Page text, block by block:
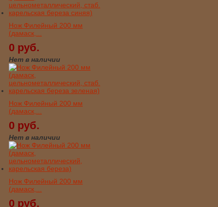
Нож Филейный 200 мм
(дамаск,...
0 руб.
Нет в наличии
Нож Филейный 200 мм
(дамаск,...
0 руб.
Нет в наличии
Нож Филейный 200 мм
(дамаск,...
0 руб.